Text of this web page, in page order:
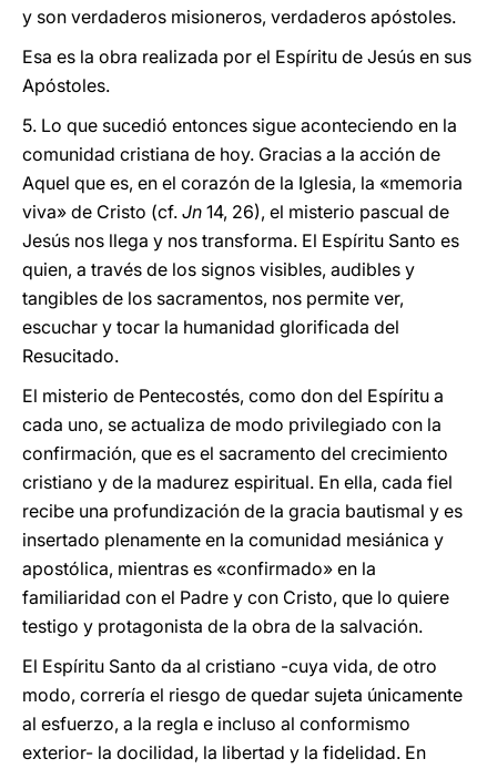
y son verdaderos misioneros, verdaderos apóstoles.
Esa es la obra realizada por el Espíritu de Jesús en sus
Apóstoles.
5. Lo que sucedió entonces sigue aconteciendo en la
comunidad cristiana de hoy. Gracias a la acción de
Aquel que es, en el corazón de la Iglesia, la «memoria
viva» de Cristo (cf. Jn 14, 26), el misterio pascual de
Jesús nos llega y nos transforma. El Espíritu Santo es
quien, a través de los signos visibles, audibles y
tangibles de los sacramentos, nos permite ver,
escuchar y tocar la humanidad glorificada del
Resucitado.
El misterio de Pentecostés, como don del Espíritu a
cada uno, se actualiza de modo privilegiado con la
confirmación, que es el sacramento del crecimiento
cristiano y de la madurez espiritual. En ella, cada fiel
recibe una profundización de la gracia bautismal y es
insertado plenamente en la comunidad mesiánica y
apostólica, mientras es «confirmado» en la
familiaridad con el Padre y con Cristo, que lo quiere
testigo y protagonista de la obra de la salvación.
El Espíritu Santo da al cristiano -cuya vida, de otro
modo, correría el riesgo de quedar sujeta únicamente
al esfuerzo, a la regla e incluso al conformismo
exterior- la docilidad, la libertad y la fidelidad. En